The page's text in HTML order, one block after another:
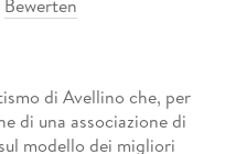
Bewerten
di Avellino che, per
di una associazione di
modello dei migliori